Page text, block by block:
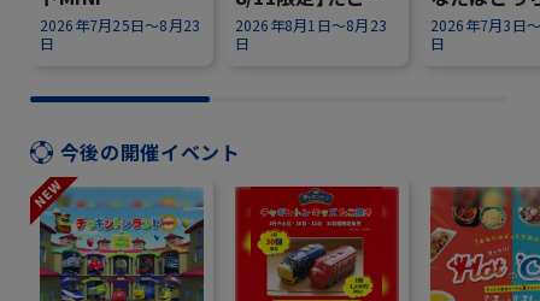
2026年7月25日～8月23
日
き×チャギントン
✨
2026年8月1日～8月23
日
ぶ？『Hot
Cool』～
2026年7月3日
日
今後の開催イベント